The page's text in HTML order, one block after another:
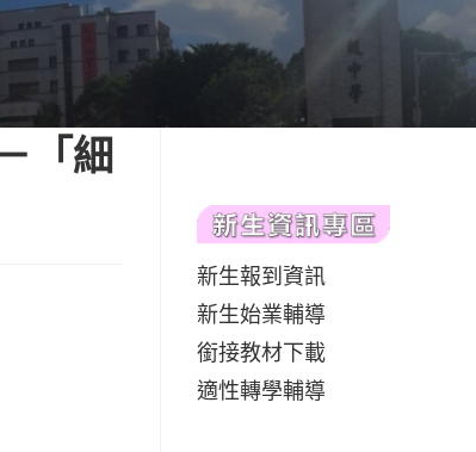
「細
新生報到資訊
新生始業輔導
銜接教材下載
適性轉學輔導